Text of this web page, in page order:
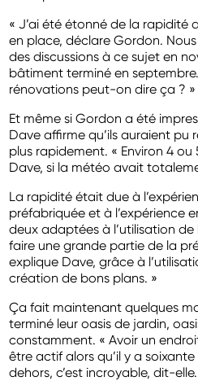
« J’ai été étonné de la rapidité
en place, déclare Gordon.
des discussions à ce sujet en
bâtiment terminé en
rénovations peut-on dire ça ? »
Et même si Gordon a été
Dave affirme qu’ils auraient pu
plus rapidement. « Environ 4 ou
Dave, si la météo avait
La rapidité était due à
préfabriquée et à l’expérience
deux adaptées à l’utilisation de
faire une grande partie de la
explique Dave, grâce à
création de bons plans. »
Ça fait maintenant quelques
terminé leur oasis de jardin,
constamment. « Avoir un
être actif alors qu’il y a
dehors, c’est incroyable, dit-